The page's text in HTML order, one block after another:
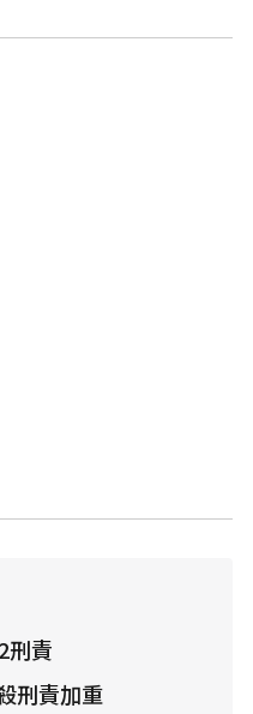
刑責
刑責加重